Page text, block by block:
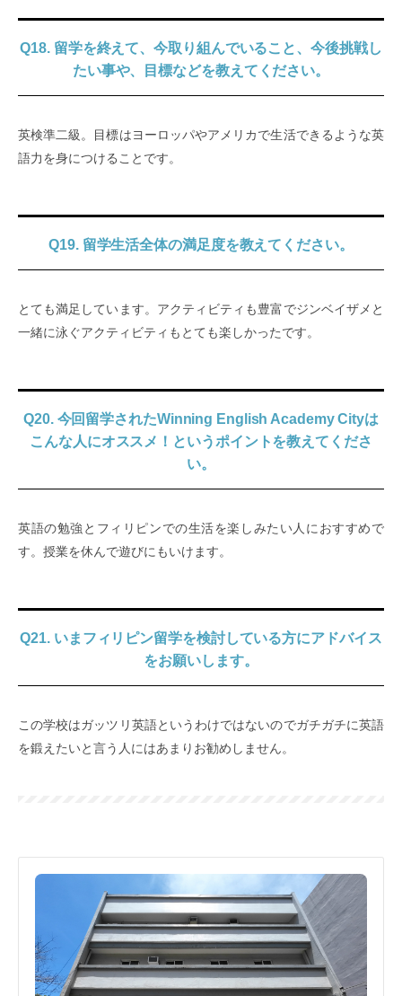
Q18. 留学を終えて、今取り組んでいること、今後挑戦し
たい事や、目標などを教えてください。
英検準二級。目標はヨーロッパやアメリカで生活できるような英
語力を身につけることです。
Q19. 留学生活全体の満足度を教えてください。
とても満足しています。アクティビティも豊富でジンベイザメと
一緒に泳ぐアクティビティもとても楽しかったです。
Q20. 今回留学されたWinning English Academy Cityは
こんな人にオススメ！というポイントを教えてくださ
い。
英語の勉強とフィリピンでの生活を楽しみたい人におすすめで
す。授業を休んで遊びにもいけます。
Q21. いまフィリピン留学を検討している方にアドバイス
をお願いします。
この学校はガッツリ英語というわけではないのでガチガチに英語
を鍛えたいと言う人にはあまりお勧めしません。